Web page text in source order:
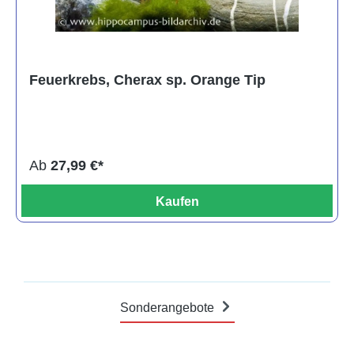
Feuerkrebs, Cherax sp. Orange Tip
Ab 27,99 €*
Kaufen
Sonderangebote